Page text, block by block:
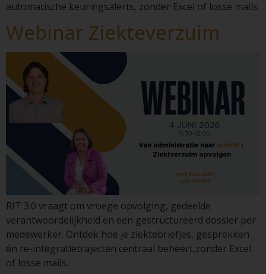
automatische keuringsalerts, zonder Excel of losse mails.
Webinar Ziekteverzuim
RIT 3.0 vraagt om vroege opvolging, gedeelde
verantwoordelijkheid en een gestructureerd dossier per
medewerker. Ontdek hoe je ziektebriefjes, gesprekken
én re-integratietrajecten centraal beheert,zonder Excel
of losse mails.